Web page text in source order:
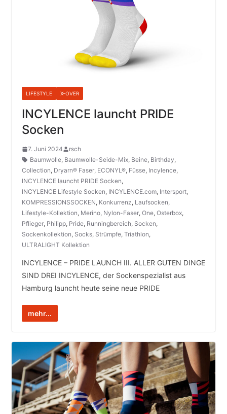
LIFESTYLE X-OVER
INCYLENCE launcht PRIDE
Socken
7. Juni 2024
rsch
Baumwolle, Baumwolle-Seide-Mix, Beine, Birthday,
Collection, Dryarn® Faser, ECONYL®, Füsse, Incylence,
INCYLENCE launcht PRIDE Socken,
INCYLENCE Lifestyle Socken, INCYLENCE.com, Intersport,
KOMPRESSIONSSOCKEN, Konkurrenz, Laufsocken,
Lifestyle-Kollektion, Merino, Nylon-Faser, One, Osterbox,
Pflieger, Philipp, Pride, Runningbereich, Socken,
Sockenkollektion, Socks, Strümpfe, Triathlon,
ULTRALIGHT Kollektion
INCYLENCE – PRIDE LAUNCH III. ALLER GUTEN DINGE
SIND DREI INCYLENCE, der Sockenspezialist aus
Hamburg launcht heute seine neue PRIDE
mehr...